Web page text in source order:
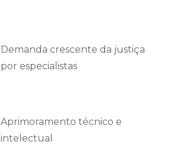
Demanda crescente da justiça
por especialistas
Aprimoramento técnico e
intelectual